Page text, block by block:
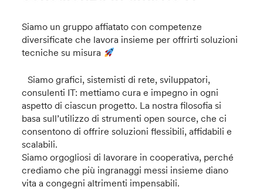
Siamo un gruppo affiatato con competenze
diversificate che lavora insieme per offrirti soluzioni
tecniche su misura
Siamo grafici, sistemisti di rete, sviluppatori,
consulenti IT: mettiamo cura e impegno in ogni
aspetto di ciascun progetto. La nostra filosofia si
basa sull’utilizzo di strumenti open source, che ci
consentono di offrire soluzioni flessibili, affidabili e
scalabili.
Siamo orgogliosi di lavorare in cooperativa, perché
crediamo che più ingranaggi messi insieme diano
vita a congegni altrimenti impensabili.